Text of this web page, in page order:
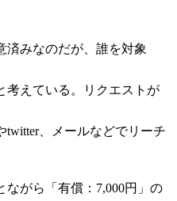
済みなのだが、誰を対象
考えている。リクエストが
twitter、メールなどでリーチ
ながら「有償：7,000円」の